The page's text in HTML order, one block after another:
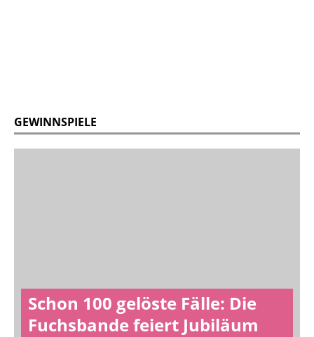
GEWINNSPIELE
Schon 100 gelöste Fälle: Die
Fuchsbande feiert Jubiläum